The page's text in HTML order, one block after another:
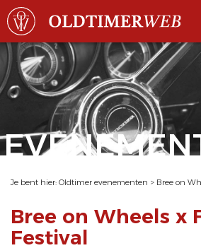
Je bent hier: Oldtimer evenementen > Bree on
Bree on Wheels x
Festival